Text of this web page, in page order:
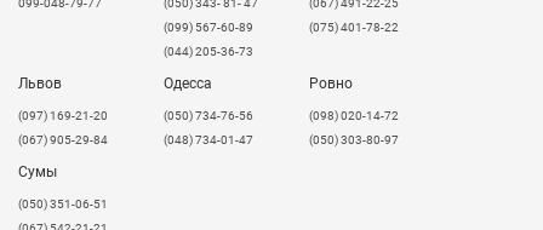
099-048-79-77
(050) 343- 81- 47
(099) 567-60-89
(044) 205-36-73
(067) 491-22-25
(075) 401-78-22
Львов
​(097) 169-21-20
(067) 905-29-84
Одесса
(050) 734-76-56
(048) 734-01-47
Ровно
(098) 020-14-72
(050) 303-80-97
Сумы
(050) 351-06-51